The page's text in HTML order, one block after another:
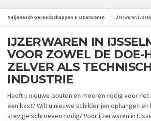
Neijenesch Gereedschappen & IJzerwaren IJzerwaren
IJZERWAREN IN
VOOR ZOWEL DE DOE-
ZELVER ALS
INDUSTRIE
Heeft u nieuwe bouten en moeren nodig voor
een kast? Wilt u nieuwe schilderijen ophangen en
stevige schroeven nodig? Voor ijzerwaren in